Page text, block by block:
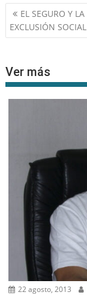
Navegación
de
entradas
EL SEGURO Y LA
EXCLUSIÓN SOCIAL
Ver más
22 agosto, 2013